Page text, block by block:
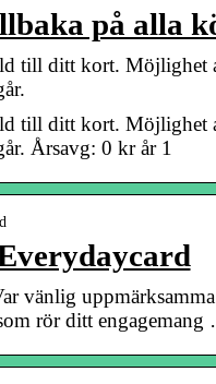
på alla
till ditt kort. Möjlighet
till ditt kort. Möjlighet
Årsavg: 0 kr år 1
vänlig
rör ditt engagemang